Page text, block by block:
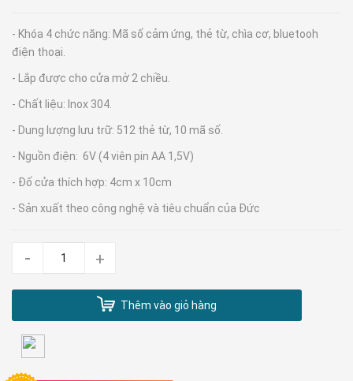
- Khóa 4 chức năng: Mã số cảm ứng, thẻ từ, chìa cơ, bluetooh
điện thoại.
- Lắp được cho cửa mở 2 chiều.
- Chất liệu: Inox 304.
- Dung lượng lưu trữ: 512 thẻ từ, 10 mã số.
- Nguồn điện: 6V (4 viên pin AA 1,5V)
- Đố cửa thích hợp: 4cm x 10cm
- Sản xuất theo công nghệ và tiêu chuẩn của Đức
- +
Thêm vào giỏ hàng